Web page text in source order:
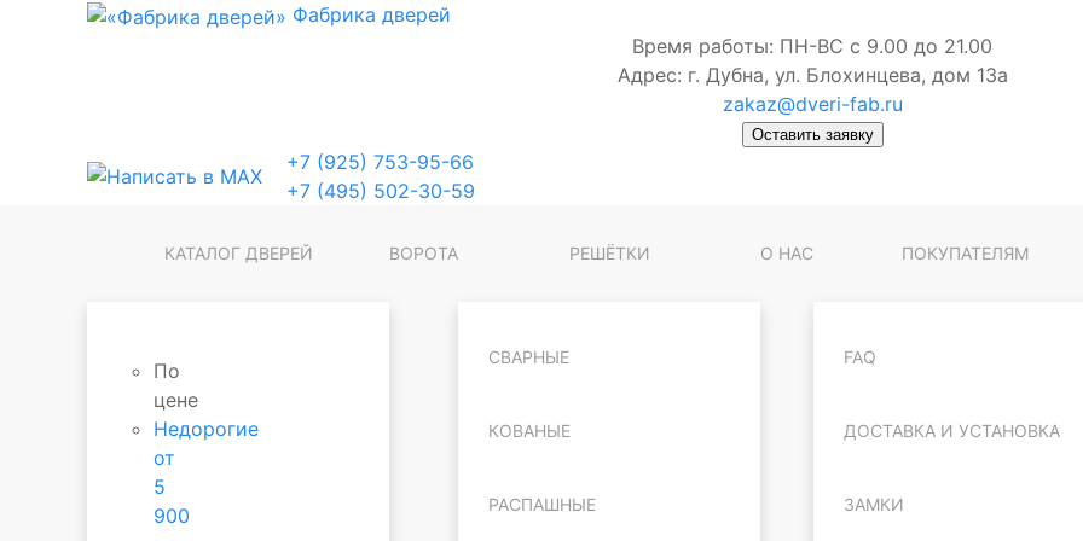
Фабрика дверей
Время работы: ПН-ВС с 9.00 до 21.00
Адрес: г. Дубна, ул. Блохинцева, дом 13а
zakaz@dveri-fab.ru
Оставить заявку
+7 (925) 753-95-66
+7 (495) 502-30-59
КАТАЛОГ ДВЕРЕЙ
По
цене
Недорогие
от
5
900
ВОРОТА РЕШЁТКИ
СВАРНЫЕ
КОВАНЫЕ
РАСПАШНЫЕ
О НАС ПОКУПАТЕЛЯМ
FAQ
ДОСТАВКА И УСТАНОВКА
ЗАМКИ